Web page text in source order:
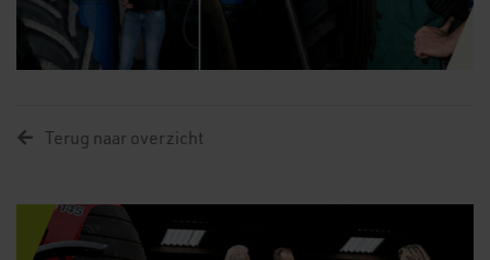
Terug naar overzicht